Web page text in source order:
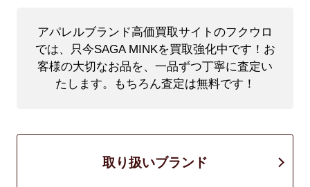
アパレルブランド高価買取サイトのフクウロ
では、只今SAGA MINKを買取強化中です！ お
客様の大切なお品を、一品ずつ丁寧に査定い
たします。もちろん査定は無料です！
取り扱いブランド